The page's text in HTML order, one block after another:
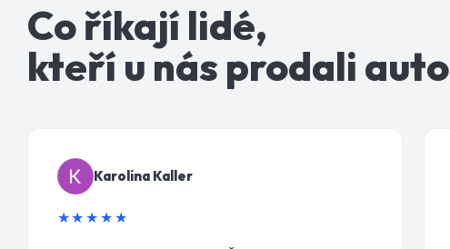
Co říkají lidé,
kteří u nás prodali auto
Karolina Kaller
★★★★★